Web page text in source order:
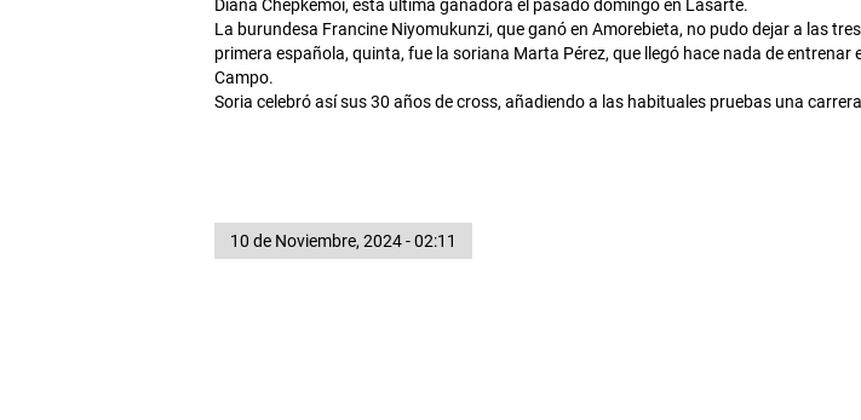
Diana Chepkemoi, esta última ganadora el pasado domingo en Lasarte.
La burundesa Francine Niyomukunzi, que ganó en Amorebieta, no pudo dejar a las
primera española, quinta, fue la soriana Marta Pérez, que llegó hace nada de
Campo.
Soria celebró así sus 30 años de cross, añadiendo a las habituales pruebas una
10 de Noviembre, 2024 - 02:11